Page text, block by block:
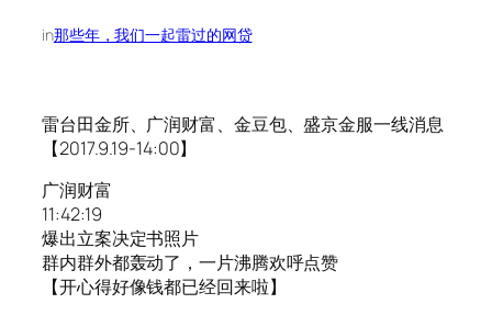
in那些年，我们一起雷过的网贷
雷台田金所、广润财富、金豆包、盛京金服一线消息
【2017.9.19-14:00】
广润财富
11:42:19
爆出立案决定书照片
群内群外都轰动了，一片沸腾欢呼点赞
【开心得好像钱都已经回来啦】